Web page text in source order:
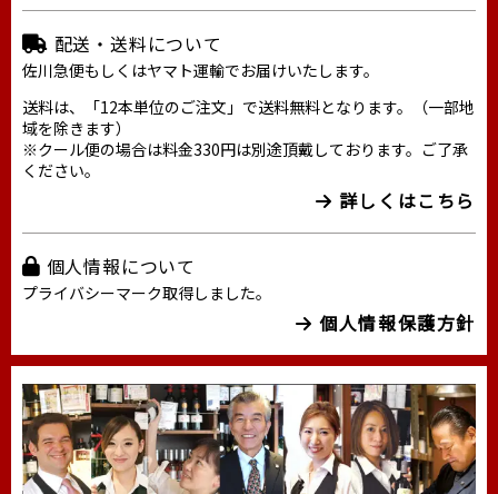
配送・送料について
佐川急便もしくはヤマト運輸でお届けいたします。
送料は、「12本単位のご注文」で送料無料となります。（一部地
域を除きます）
※クール便の場合は料金330円は別途頂戴しております。ご了承
ください。
詳しくはこちら
個人情報について
プライバシーマーク取得しました。
個人情報保護方針